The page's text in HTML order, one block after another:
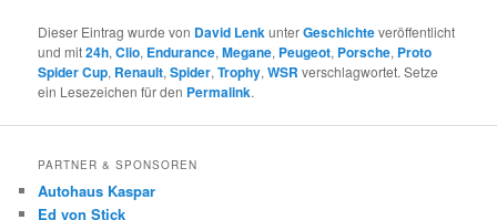
Dieser Eintrag wurde von David LenkunterGeschichteveröffentlicht
und mit24h,Clio, Endurance,Megane, Peugeot, Porsche, Proto
Spider Cup, Renault,Spider,Trophy,WSR verschlagwortet. Setze
ein Lesezeichen für den Permalink.
PARTNER & SPONSOREN
Autohaus Kaspar
Ed von Stick